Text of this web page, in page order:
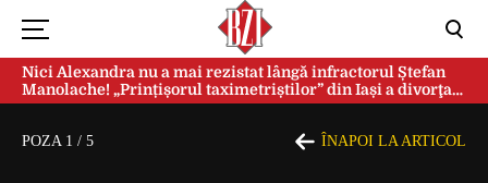
Nici Alexandra nu a mai rezistat lângă infractorul Ștefan
Manolache! „Prințișorul taximetriștilor” din Iași a divorţat
după doi ani de căsnicie
POZA 1 / 5 ÎNAPOI LA ARTICOL